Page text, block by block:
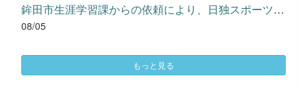
鉾田市生涯学習課からの依頼により、日独スポーツ少年団同時交流...
08/05
もっと見る